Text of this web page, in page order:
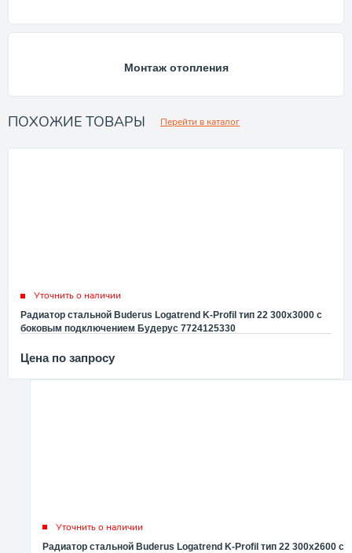
Монтаж отопления
ПОХОЖИЕ ТОВАРЫ Перейти в каталог
Уточнить о наличии
Радиатор стальной Buderus Logatrend K-Profil тип 22 300x3000 с
боковым подключением Будерус 7724125330
Цена по запросу
Уточнить о наличии
Радиатор стальной Buderus Logatrend K-Profil тип 22 300x2600 с